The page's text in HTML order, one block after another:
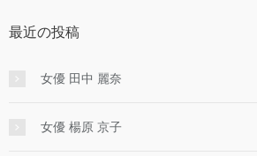
最近の投稿
女優 田中 麗奈
女優 楊原 京子